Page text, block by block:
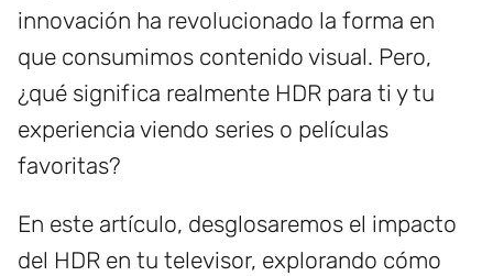
innovación ha revolucionado la forma en
que consumimos contenido visual. Pero,
¿qué significa realmente HDR para ti y tu
experiencia viendo series o películas
favoritas?
En este artículo, desglosaremos el impacto
del HDR en tu televisor, explorando cómo